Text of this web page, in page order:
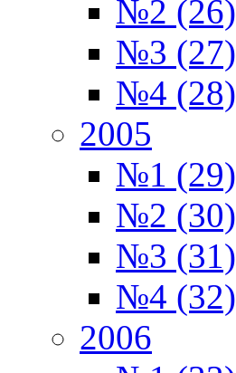
№2 (26)
№3 (27)
№4 (28)
2005
№1 (29)
№2 (30)
№3 (31)
№4 (32)
2006